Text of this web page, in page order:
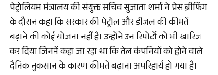
पेट्रोलियम मंत्रालय की संयुक्त सचिव सुजाता शर्मा ने प्रेस ब्रीफिंग
के दौरान कहा कि सरकार की पेट्रोल और डीजल की कीमतें
बढ़ाने की कोई योजना नहीं है। उन्होंने उन रिपोर्टों को भी खारिज
कर दिया जिनमें कहा जा रहा था कि तेल कंपनियों को होने वाले
दैनिक नुकसान के कारण कीमतें बढ़ाना अपरिहार्य हो गया है।